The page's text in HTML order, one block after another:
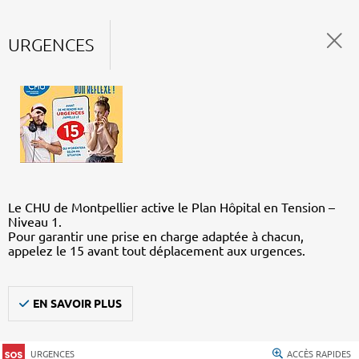
URGENCES
Le CHU de Montpellier active le Plan Hôpital en Tension –
Niveau 1.
Pour garantir une prise en charge adaptée à chacun,
appelez le 15 avant tout déplacement aux urgences.
EN SAVOIR PLUS
URGENCES ACCÈS RAPIDES